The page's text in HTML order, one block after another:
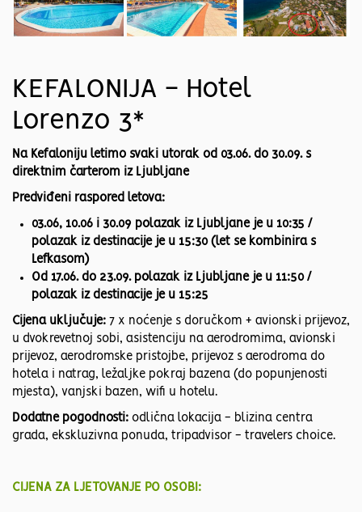
KEFALONIJA - Hotel
Lorenzo 3*
Na Kefaloniju letimo svaki utorak od 03.06. do 30.09. s
direktnim čarterom iz Ljubljane
Predviđeni raspored letova:
03.06, 10.06 i 30.09 polazak iz Ljubljane je u 10:35 /
polazak iz destinacije je u 15:30 (let se kombinira s
Lefkasom)
Od 17.06. do 23.09. polazak iz Ljubljane je u 11:50 /
polazak iz destinacije je u 15:25
Cijena uključuje: 7 x noćenje s doručkom + avionski prijevoz,
u dvokrevetnoj sobi, asistenciju na aerodromima, avionski
prijevoz, aerodromske pristojbe, prijevoz s aerodroma do
hotela i natrag, ležaljke pokraj bazena (do popunjenosti
mjesta), vanjski bazen, wifi u hotelu.
Dodatne pogodnosti: odlična lokacija - blizina centra
grada, ekskluzivna ponuda, tripadvisor - travelers choice.
CIJENA ZA LJETOVANJE PO OSOBI: